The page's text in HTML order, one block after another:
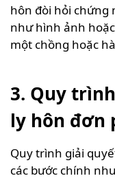
hôn đòi hỏi chứng
như hình ảnh
một chồng hoặc
3. Quy
ly hôn đơn
Quy trình giải
các bước chính